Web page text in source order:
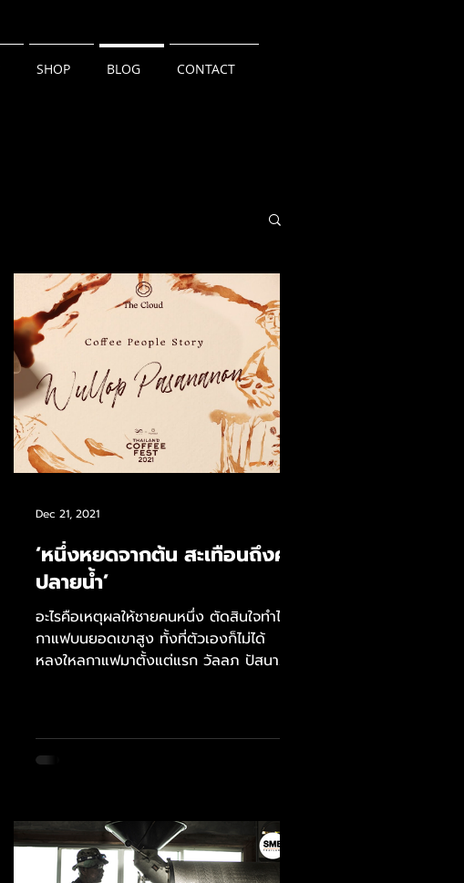
SHOP BLOG CONTACT
‘หนึ่งหยดจากต้น สะเทือนถึงคน
ปลายน้ำ’
อะไรคือเหตุผลให้ชายคนหนึ่ง ตัดสินใจทำไร่
กาแฟบนยอดเขาสูง ทั้งที่ตัวเองก็ไม่ได้
หลงใหลกาแฟมาตั้งแต่แรก วัลลภ ปัสนา
Dec 21, 2021